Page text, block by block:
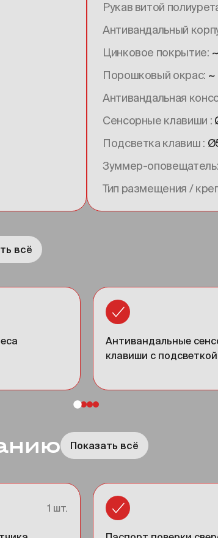
Рукав витой
Антивандальный
Цинковое покрытие
Порошковый окрас ~
Антивандальная
Сенсорные клавиши
Подсветка клавиш
Зуммер-оповещатель
Тип размещения /
всё
Антивандальные
клавиши с подсветкой
Показать всё
1 шт.